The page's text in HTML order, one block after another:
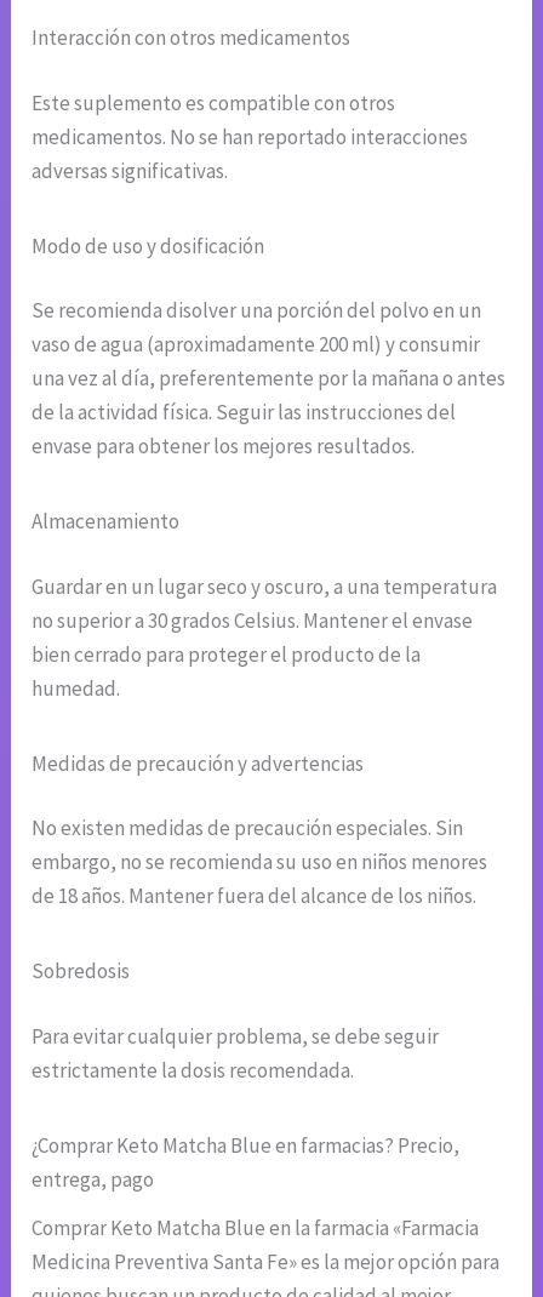
Interacción con otros medicamentos
Este suplemento es compatible con otros
medicamentos. No se han reportado interacciones
adversas significativas.
Modo de uso y dosificación
Se recomienda disolver una porción del polvo en un
vaso de agua (aproximadamente 200 ml) y consumir
una vez al día, preferentemente por la mañana o antes
de la actividad física. Seguir las instrucciones del
envase para obtener los mejores resultados.
Almacenamiento
Guardar en un lugar seco y oscuro, a una temperatura
no superior a 30 grados Celsius. Mantener el envase
bien cerrado para proteger el producto de la
humedad.
Medidas de precaución y advertencias
No existen medidas de precaución especiales. Sin
embargo, no se recomienda su uso en niños menores
de 18 años. Mantener fuera del alcance de los niños.
Sobredosis
Para evitar cualquier problema, se debe seguir
estrictamente la dosis recomendada.
¿Comprar Keto Matcha Blue en farmacias? Precio,
entrega, pago
Comprar Keto Matcha Blue en la farmacia «Farmacia
Medicina Preventiva Santa Fe» es la mejor opción para